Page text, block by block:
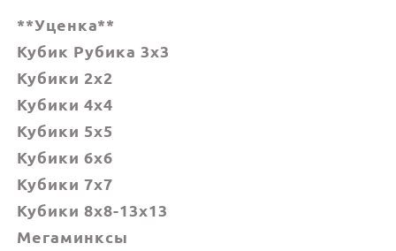
**Уценка**
Кубик Рубика 3x3
Кубики 2x2
Кубики 4x4
Кубики 5x5
Кубики 6х6
Кубики 7х7
Кубики 8x8-13x13
Мегаминксы